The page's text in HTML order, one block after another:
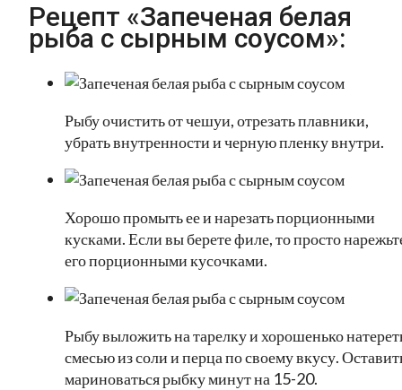
Рецепт «Запеченая белая
рыба с сырным соусом»:
Рыбу очистить от чешуи, отрезать плавники,
убрать внутренности и черную пленку внутри.
Хорошо промыть ее и нарезать порционными
кусками. Если вы берете филе, то просто
его порционными кусочками.
Рыбу выложить на тарелку и хорошенько
смесью из соли и перца по своему вкусу.
мариноваться рыбку минут на 15-20.